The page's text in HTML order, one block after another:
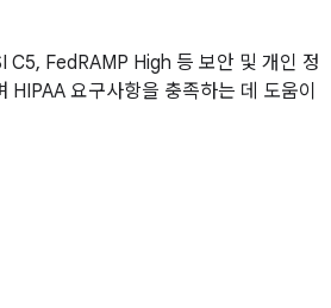
FedRAMP High 등 보안 및 개인 정
HIPAA 요구사항을 충족하는 데 도움이